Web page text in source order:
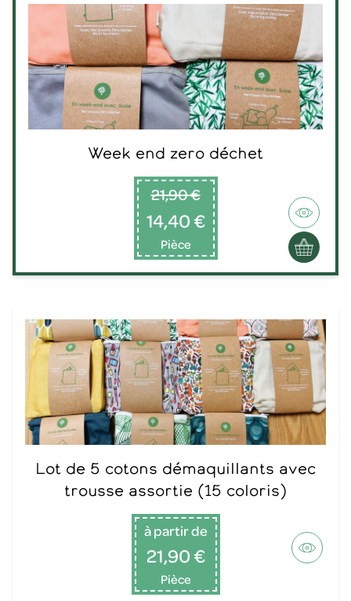
Week end zero déchet
21,90 €
14,40 €
Pièce
Lot de 5 cotons démaquillants avec
trousse assortie (15 coloris)
à partir de
21,90 €
Pièce